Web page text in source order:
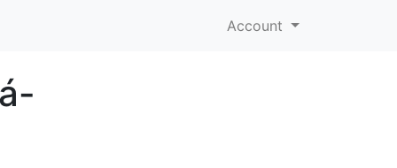
Account